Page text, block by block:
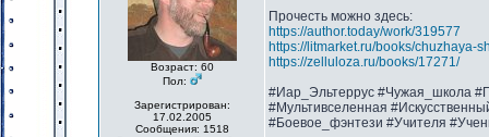
Возраст: 60
Пол:
Зарегистрирован:
17.02.2005
Сообщения: 1518
Прочесть можно здесь:
https://author.today/work/319577
https://litmarket.ru/books/chuzhaya-
https://zelluloza.ru/books/17271/
#Иар_Эльтеррус #Чужая_школа
#Мультивселенная
#Боевое_фэнтези #Учителя